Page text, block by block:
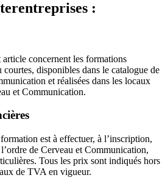
:
concernent les formations
disponibles dans le catalogue de
et réalisées dans les locaux
et Communication.
est à effectuer, à l’inscription,
de Cerveau et Communication,
Tous les prix sont indiqués hors
de TVA en vigueur.